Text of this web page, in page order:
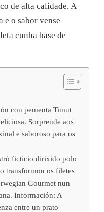
de alta calidade. A
o sabor vense
cunha base de
con pementa Timut
Sorprende aos
e saboroso para os
ficticio dirixido polo
transformou os filetes
Gourmet nun
Información: A
entre un prato